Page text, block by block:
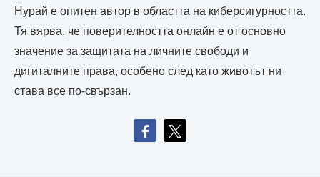
Нурай е опитен автор в областта на киберсигурността.
Тя вярва, че поверителността онлайн е от основно
значение за защитата на личните свободи и
дигиталните права, особено след като животът ни
става все по-свързан.